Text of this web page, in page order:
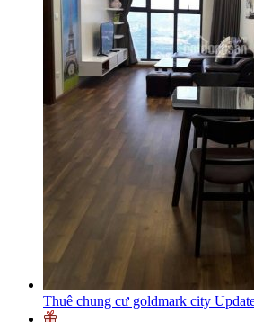
Thuê chung cư goldmark city